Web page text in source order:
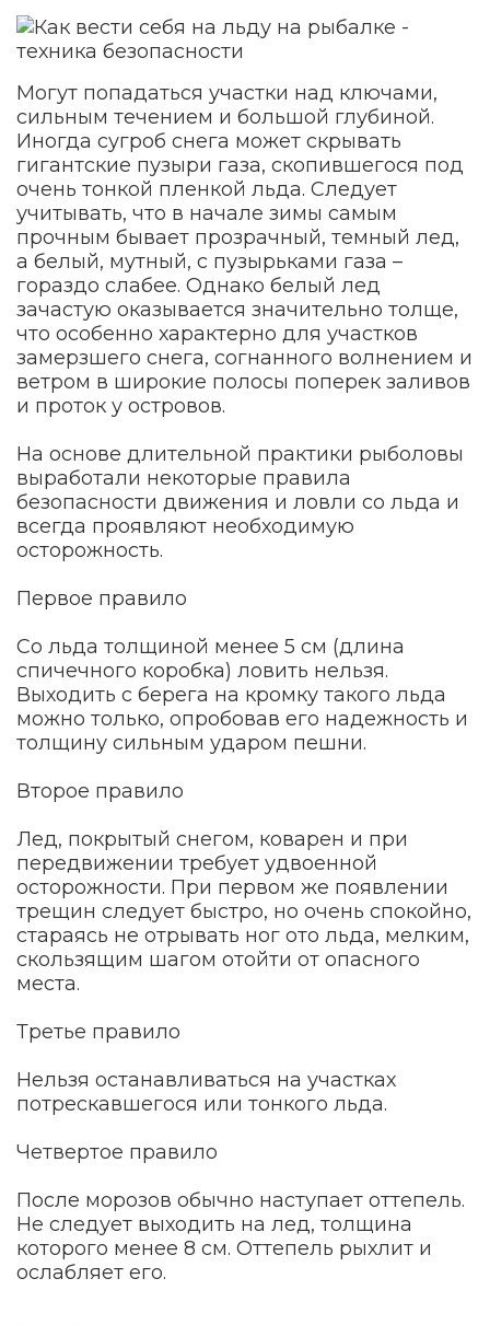
Могут попадаться участки над ключами,
сильным течением и большой глубиной.
Иногда сугроб снега может скрывать
гигантские пузыри газа, скопившегося под
очень тонкой пленкой льда. Следует
учитывать, что в начале зимы самым
прочным бывает прозрачный, темный лед,
а белый, мутный, с пузырьками газа –
гораздо слабее. Однако белый лед
зачастую оказывается значительно толще,
что особенно характерно для участков
замерзшего снега, согнанного волнением и
ветром в широкие полосы поперек заливов
и проток у островов.
На основе длительной практики рыболовы
выработали некоторые правила
безопасности движения и ловли со льда и
всегда проявляют необходимую
осторожность.
Первое правило
Со льда толщиной менее 5 см (длина
спичечного коробка) ловить нельзя.
Выходить с берега на кромку такого льда
можно только, опробовав его надежность и
толщину сильным ударом пешни.
Второе правило
Лед, покрытый снегом, коварен и при
передвижении требует удвоенной
осторожности. При первом же появлении
трещин следует быстро, но очень спокойно,
стараясь не отрывать ног ото льда, мелким,
скользящим шагом отойти от опасного
места.
Третье правило
Нельзя останавливаться на участках
потрескавшегося или тонкого льда.
Четвертое правило
После морозов обычно наступает оттепель.
Не следует выходить на лед, толщина
которого менее 8 см. Оттепель рыхлит и
ослабляет его.